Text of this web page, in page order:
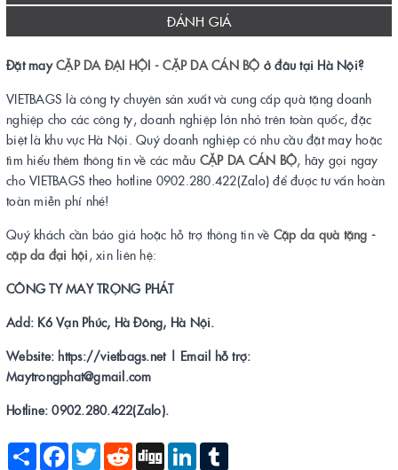
ĐÁNH GIÁ
Đặt mayCẶP DA ĐẠI HỘI - CẶP DA CÁN BỘ ở đâu tại Hà Nội?
VIETBAGS là công ty chuyên sản xuất và cung cấp quà tặng doanh
nghiệp cho các công ty, doanh nghiệp lớn nhỏ trên toàn quốc, đặc
biệt là khu vực Hà Nội. Quý doanh nghiệp có nhu cầu đặt may hoặc
tìm hiểu thêm thông tin về các mẫu CẶP DA CÁN BỘ, hãy gọi ngay
cho VIETBAGS theo hotline 0902.280.422(Zalo) để được tư vấn hoàn
toàn miễn phí nhé!
Quý khách cần báo giá hoặc hỗ trợ thông tin về Cặp da quà tặng -
cặp da đại hội, xin liên hệ:
CÔNG TY MAY TRỌNG PHÁT
Add: K6 Vạn Phúc, Hà Đông, Hà Nội.
Website: https://vietbags.net | Email hỗ trợ:
Maytrongphat@gmail.com
Hotline: 0902.280.422(Zalo).
Share Facebook
Twitter Reddit Digg LinkedIn